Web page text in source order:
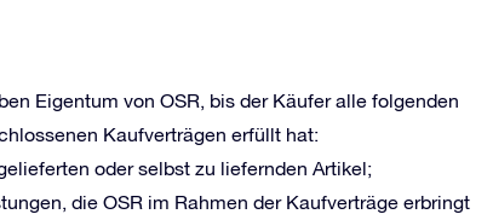
Eigentum von OSR, bis der Käufer alle folgenden
Kaufverträgen erfüllt hat:
oder selbst zu liefernden Artikel;
die OSR im Rahmen der Kaufverträge erbringt